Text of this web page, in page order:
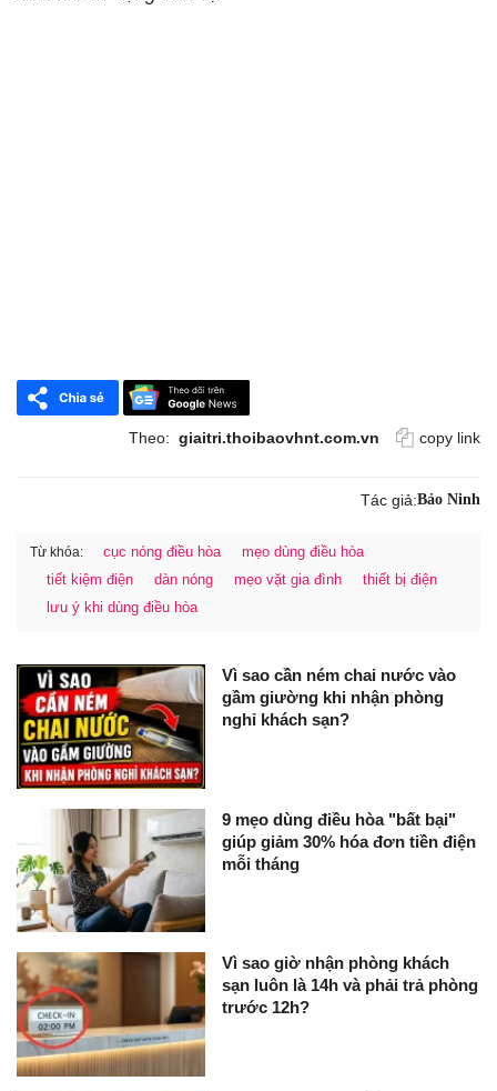
Theo: giaitri.thoibaovhnt.com.vn copy link
Tác giả:Bảo Ninh
Từ khóa: cục nóng điều hòa
mẹo dùng điều hòa
tiết kiệm điện
dàn nóng mẹo vặt gia đình
thiết bị điện
lưu ý khi dùng điều hòa
Vì sao cần ném chai nước vào
gầm giường khi nhận phòng
nghỉ khách sạn?
9 mẹo dùng điều hòa "bất bại"
giúp giảm 30% hóa đơn tiền điện
mỗi tháng
Vì sao giờ nhận phòng khách
sạn luôn là 14h và phải trả phòng
trước 12h?